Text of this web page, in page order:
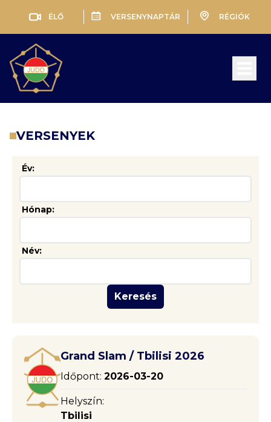
ÉLŐ VERSENYNAPTÁR RÉGIÓK
VERSENYEK
Év:
Hónap:
Név:
Keresés
Grand Slam / Tbilisi 2026
Időpont: 2026-03-20
Helyszín:
Tbilisi